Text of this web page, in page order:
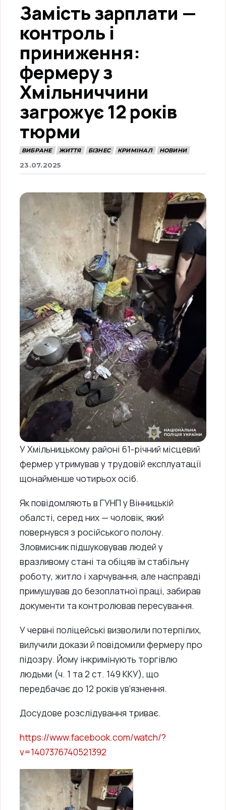
Замість зарплати —
контроль і
приниження:
фермеру з
Хмільниччини
загрожує 12 років
тюрми
ВИБРАНЕ ЖИТТЯ БІЗНЕС КРИМІНАЛ НОВИНИ
23.07.2025
У Хмільницькому районі 61-річний місцевий
фермер утримував у трудовій експлуатації
щонайменше чотирьох осіб.
Як повідомляють в ГУНП у Вінницькій
обалсті, серед них — чоловік, який
повернувся з російського полону.
Зловмисник підшуковував людей у
вразливому стані та обіцяв їм стабільну
роботу, житло і харчування, але насправді
примушував до безоплатної праці, забирав
документи та контролював пересування.
У червні поліцейські визволили потерпілих,
вилучили докази й повідомили фермеру про
підозру. Йому інкримінують торгівлю
людьми (ч. 1 та 2 ст. 149 ККУ), що
передбачає до 12 років ув’язнення.
Досудове розслідування триває.
https://www.facebook.com/watch/?
v=1407376740521392